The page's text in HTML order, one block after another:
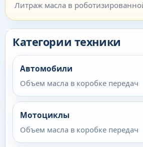
Литраж масла в
Категории техники
Автомобили
Объем масла в коробке передач
Мотоциклы
Объем масла в коробке передач